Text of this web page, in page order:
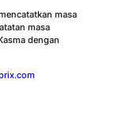
masa
masa
dengan